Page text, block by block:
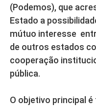
(Podemos), que
Estado a
mútuo interesse
de outros estados
cooperação
pública.
O objetivo principal